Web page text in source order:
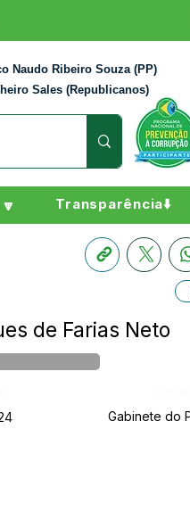
Naudo Ribeiro Souza (PP)
Sales (Republicanos)
Transparência⬇️
de Farias Neto
Gabinete do